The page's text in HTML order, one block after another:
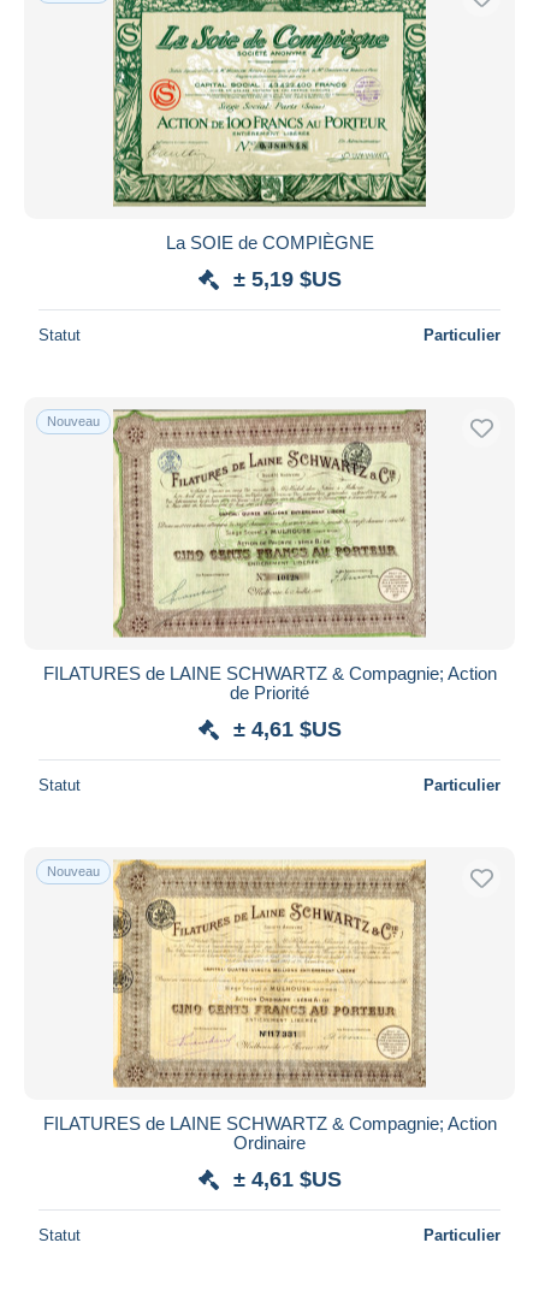
La SOIE de COMPIÈGNE
± 5,19 $US
Statut Particulier
Nouveau
FILATURES de LAINE SCHWARTZ & Compagnie; Action
de Priorité
± 4,61 $US
Statut Particulier
Nouveau
FILATURES de LAINE SCHWARTZ & Compagnie; Action
Ordinaire
± 4,61 $US
Statut Particulier